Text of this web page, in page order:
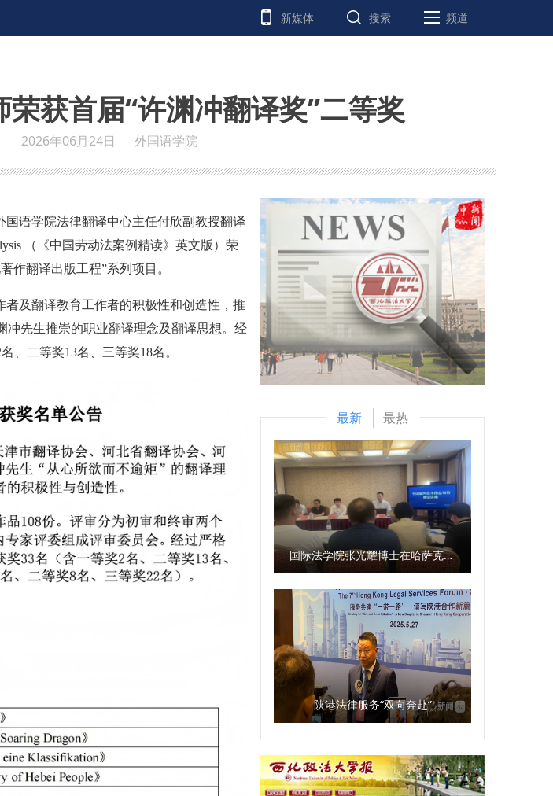
新媒体 搜索 频道
获首届“许渊冲翻译奖”二等奖
2026年06月24日 外国语学院
语学院法律翻译中心主任付欣副教授翻译
（《中国劳动法案例精读》英文版）荣
作翻译出版工程”系列项目。
及翻译教育工作者的积极性和创造性，推
先生推崇的职业翻译理念及翻译思想。经
、二等奖13名、三等奖18名。
最新 最热
国际法学院张光耀博士在哈萨克斯坦阿拉木图开展科研与社会服务活动
陕港法律服务“双向奔赴”